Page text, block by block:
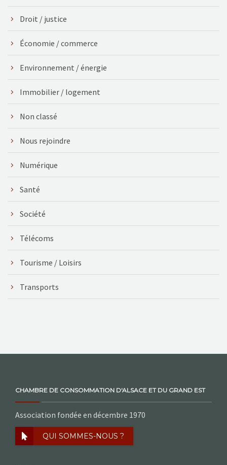
Droit / justice
Économie / commerce
Environnement / énergie
Immobilier / logement
Non classé
Nous rejoindre
Numérique
Santé
Société
Télécoms
Tourisme / Loisirs
Transports
CHAMBRE DE CONSOMMATION D'ALSACE ET DU GRAND EST
Association fondée en décembre 1970
QUI SOMMES-NOUS ?